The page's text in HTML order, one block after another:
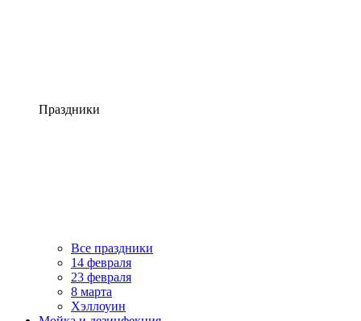
Праздники
Все праздники
14 февраля
23 февраля
8 марта
Хэллоуин